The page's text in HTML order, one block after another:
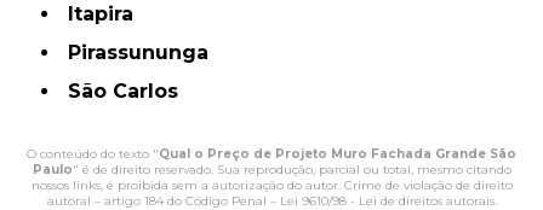
Itapira
Pirassununga
São Carlos
O conteúdo do texto "Qual o Preço de Projeto Muro Fachada Grande São
Paulo" é de direito reservado. Sua reprodução, parcial ou total, mesmo citando
nossos links, é proibida sem a autorização do autor. Crime de violação de direito
autoral – artigo 184 do Código Penal – Lei 9610/98 - Lei de direitos autorais.